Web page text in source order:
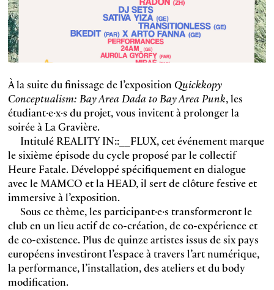
À la suite du finissage de l’exposition Quickkopy
Conceptualism: Bay Area Dada to Bay Area Punk, les
étudiant·e·x·s du projet, vous invitent à prolonger la
soirée à La Gravière.
Intitulé REALITY IN::__FLUX, cet événement marque
le sixième épisode du cycle proposé par le collectif
Heure Fatale. Développé spécifiquement en dialogue
avec le MAMCO et la HEAD, il sert de clôture festive et
immersive à l’exposition.
Sous ce thème, les participant·e·s transformeront le
club en un lieu actif de co-création, de co-expérience et
de co-existence. Plus de quinze artistes issus de six pays
européens investiront l’espace à travers l’art numérique,
la performance, l’installation, des ateliers et du body
modification.